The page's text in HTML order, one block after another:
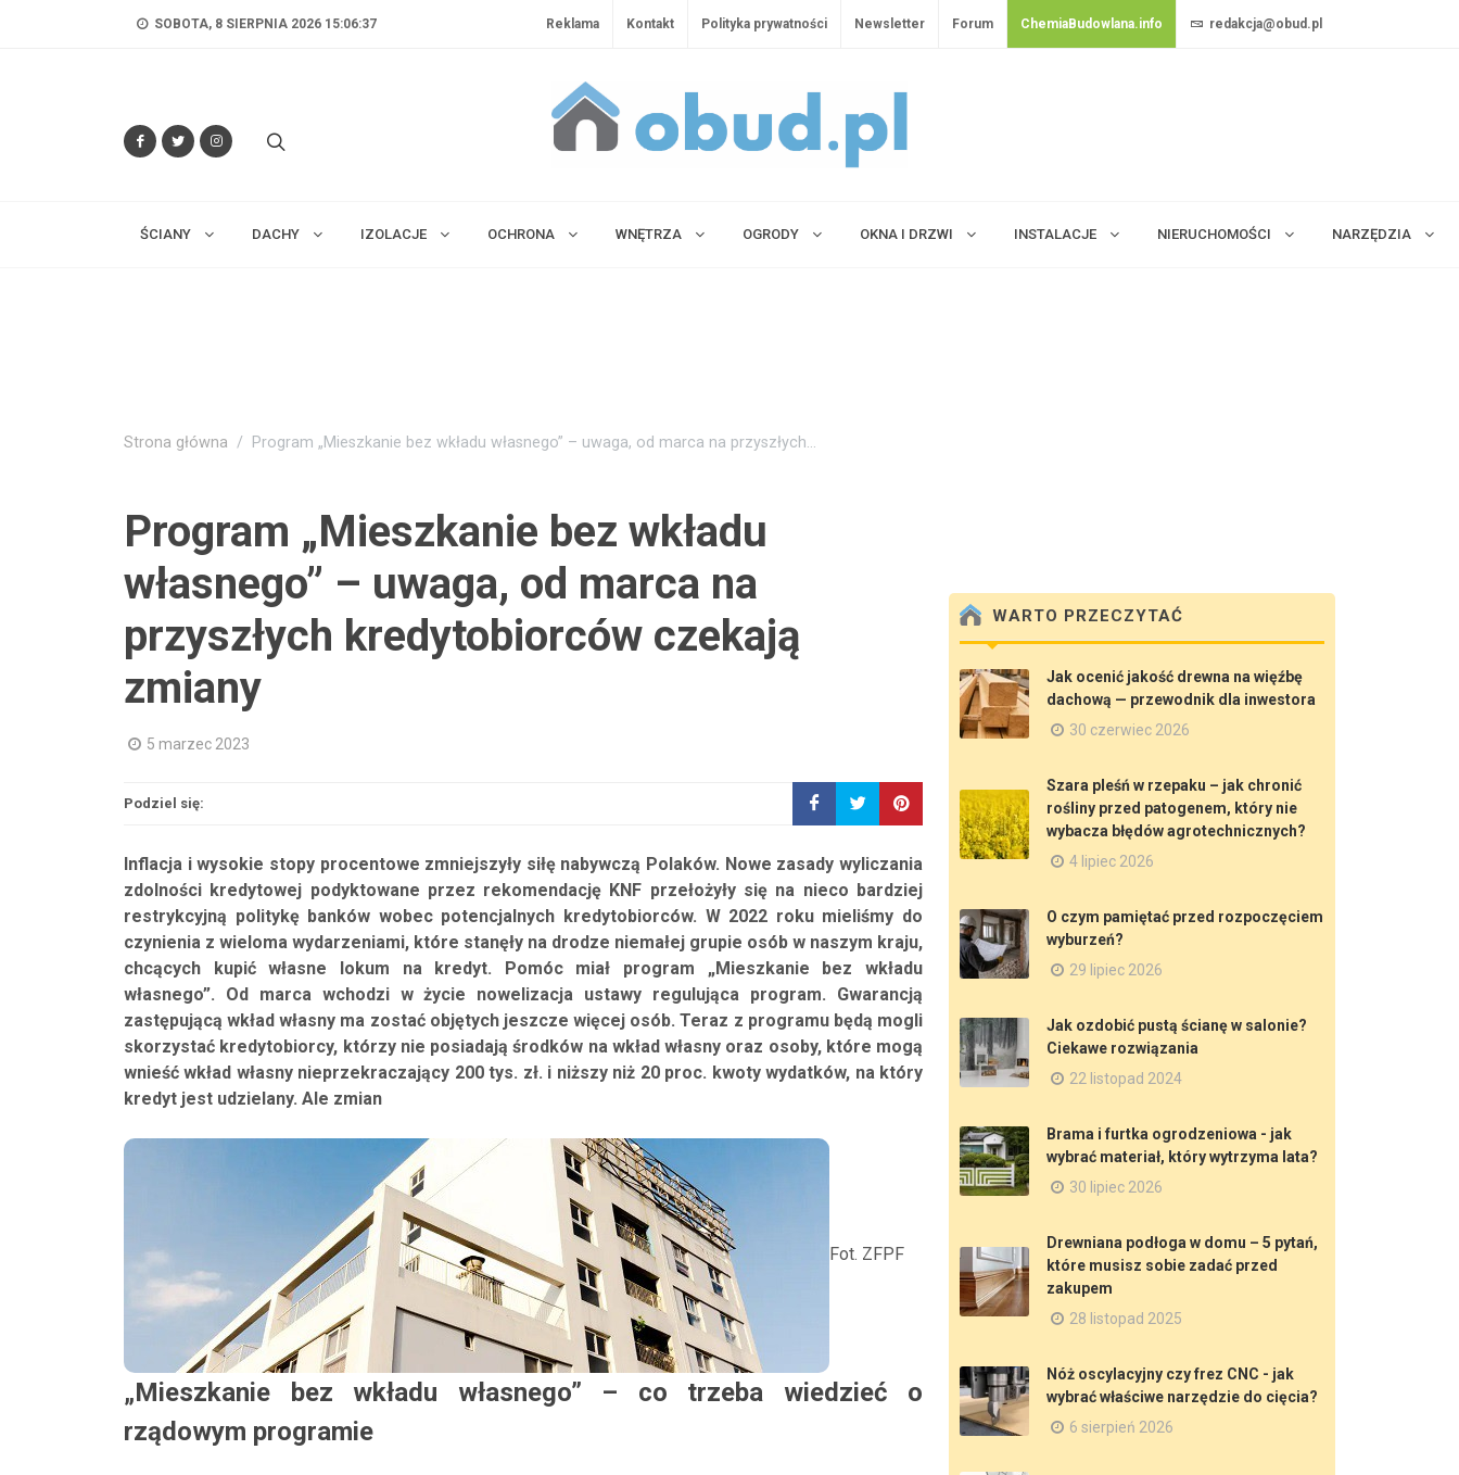
SOBOTA, 8 SIERPNIA 2026 15:06:38 Reklama Kontakt Polityka prywatności Newsletter Forum ChemiaBudowlana.info redakcja@obud.pl
ŚCIANY DACHY IZOLACJE OCHRONA WNĘTRZA OGRODY OKNA I DRZWI INSTALACJE NIERUCHOMOŚCI NARZĘDZIA
Strona główna Program „Mieszkanie bez wkładu własnego” – uwaga, od marca na przyszłych...
Program „Mieszkanie bez wkładu
własnego” – uwaga, od marca na
przyszłych kredytobiorców czekają
zmiany
5 marzec 2023
Podziel się:
Inflacja i wysokie stopy procentowe zmniejszyły siłę nabywczą Polaków. Nowe zasady wyliczania
zdolności kredytowej podyktowane przez rekomendację KNF przełożyły się na nieco bardziej
restrykcyjną politykę banków wobec potencjalnych kredytobiorców. W 2022 roku mieliśmy do
czynienia z wieloma wydarzeniami, które stanęły na drodze niemałej grupie osób w naszym kraju,
chcących kupić własne lokum na kredyt. Pomóc miał program „Mieszkanie bez wkładu
własnego”. Od marca wchodzi w życie nowelizacja ustawy regulująca program. Gwarancją
zastępującą wkład własny ma zostać objętych jeszcze więcej osób. Teraz z programu będą mogli
skorzystać kredytobiorcy, którzy nie posiadają środków na wkład własny oraz osoby, które mogą
wnieść wkład własny nieprzekraczający 200 tys. zł. i niższy niż 20 proc. kwoty wydatków, na który
kredyt jest udzielany. Ale zmian
Fot. ZFPF
„Mieszkanie bez wkładu własnego” – co trzeba wiedzieć o
rządowym programie
WARTO PRZECZYTAĆ
Jak ocenić jakość drewna na więźbę
dachową — przewodnik dla inwestora
30 czerwiec 2026
Szara pleśń w rzepaku – jak chronić
rośliny przed patogenem, który nie
wybacza błędów agrotechnicznych?
4 lipiec 2026
O czym pamiętać przed rozpoczęciem
wyburzeń?
29 lipiec 2026
Jak ozdobić pustą ścianę w salonie?
Ciekawe rozwiązania
22 listopad 2024
Brama i furtka ogrodzeniowa - jak
wybrać materiał, który wytrzyma lata?
30 lipiec 2026
Drewniana podłoga w domu – 5 pytań,
które musisz sobie zadać przed
zakupem
28 listopad 2025
Nóż oscylacyjny czy frez CNC - jak
wybrać właściwe narzędzie do cięcia?
6 sierpień 2026